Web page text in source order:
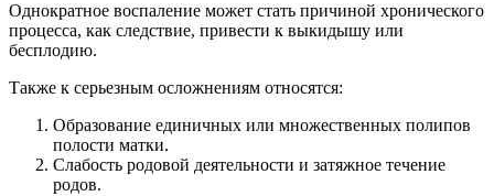
Однократное воспаление может стать причиной хронического
процесса, как следствие, привести к выкидышу или
бесплодию.
Также к серьезным осложнениям относятся:
Образование единичных или множественных полипов
полости матки.
Слабость родовой деятельности и затяжное течение
родов.